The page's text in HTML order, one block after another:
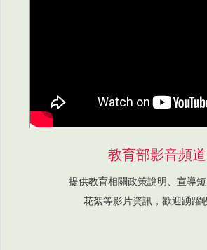
教育部影音頻道
提供教育相關政策說明、宣導
花絮等影片資訊，歡迎踴躍